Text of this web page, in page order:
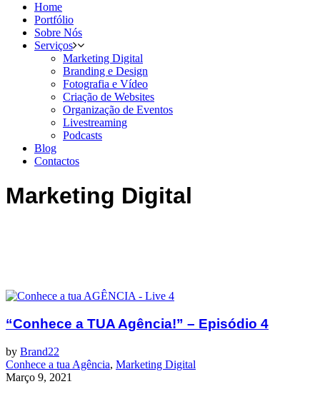
Home
Portfólio
Sobre Nós
Serviços
Marketing Digital
Branding e Design
Fotografia e Vídeo
Criação de Websites
Organização de Eventos
Livestreaming
Podcasts
Blog
Contactos
Marketing Digital
“Conhece a TUA Agência!” – Episódio 4
by Brand22
Conhece a tua Agência, Marketing Digital
Março 9, 2021